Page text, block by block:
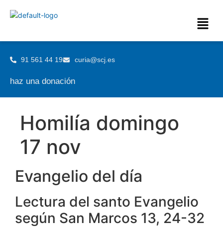
91 561 44 19 curia@scj.es
haz una donación
Homilía domingo
17 nov
Evangelio del día
Lectura del santo Evangelio
según San Marcos 13, 24-32